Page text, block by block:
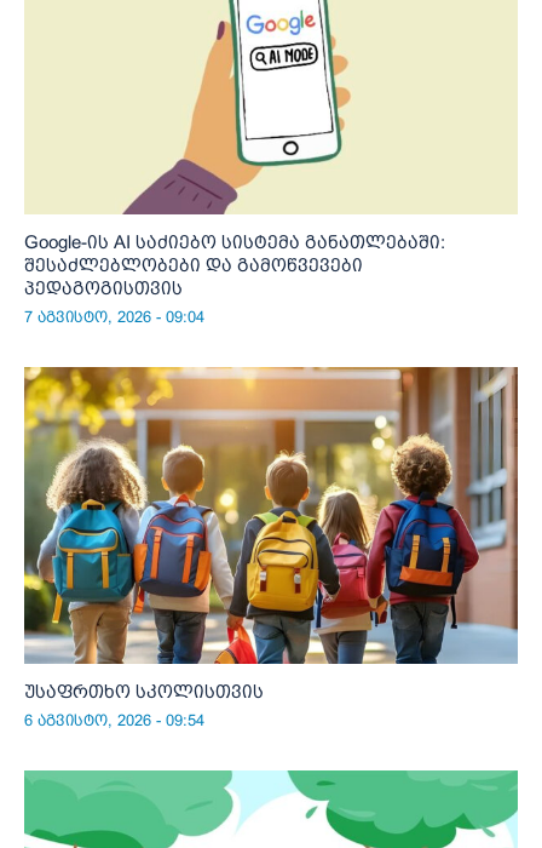
Google-ის AI საძიებო სისტემა განათლებაში:
შესაძლებლობები და გამოწვევები
პედაგოგისთვის
7 აგვისტო, 2026 - 09:04
უსაფრთხო სკოლისთვის
6 აგვისტო, 2026 - 09:54